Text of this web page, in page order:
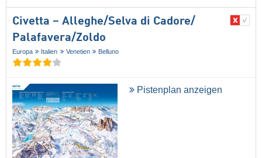
Civetta – Alleghe/​Selva di Cadore/​
Palafavera/​Zoldo
Europa Italien Venetien Belluno
Pistenplan anzeigen